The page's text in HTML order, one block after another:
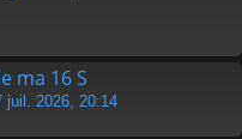
ma 16 S
juil. 2026, 20:14